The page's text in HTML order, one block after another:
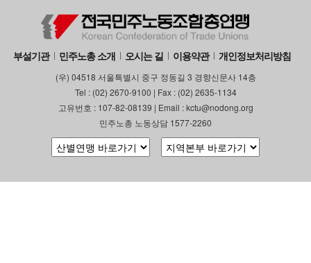
부설기관 민주노총 소개 오시는 길 이용약관 개인정보처리방침
(우) 04518 서울특별시 중구 정동길 3 경향신문사 14층
Tel : (02) 2670-9100 | Fax : (02) 2635-1134
고유번호 : 107-82-08139 | Email : kctu@nodong.org
민주노총 노동상담 1577-2260